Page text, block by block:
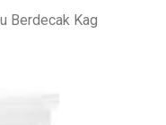
Berdecak Kag